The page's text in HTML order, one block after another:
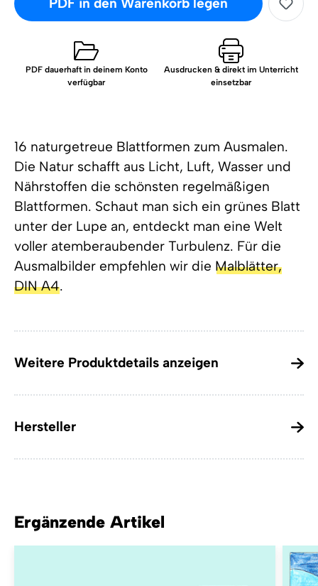
16 naturgetreue Blattformen zum Ausmalen.
Die Natur schafft aus Licht, Luft, Wasser und
Nährstoffen die schönsten regelmäßigen
Blattformen. Schaut man sich ein grünes Blatt
unter der Lupe an, entdeckt man eine Welt
voller atemberaubender Turbulenz. Für die
Ausmalbilder empfehlen wir die Malblätter,
DIN A4.
Weitere Produktdetails anzeigen
Hersteller
PDF in den Warenkorb legen
PDF dauerhaft in deinem Konto
verfügbar
Ausdrucken & direkt im Unterricht
einsetzbar
Ergänzende Artikel